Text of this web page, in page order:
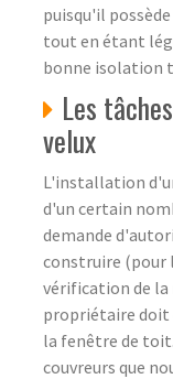
puisqu'il
tout en étant
bonne isolation
Les
velux
L'installation
d'un certain
demande
construire (pour
vérification de la
propriétaire
la fenêtre de
couvreurs que